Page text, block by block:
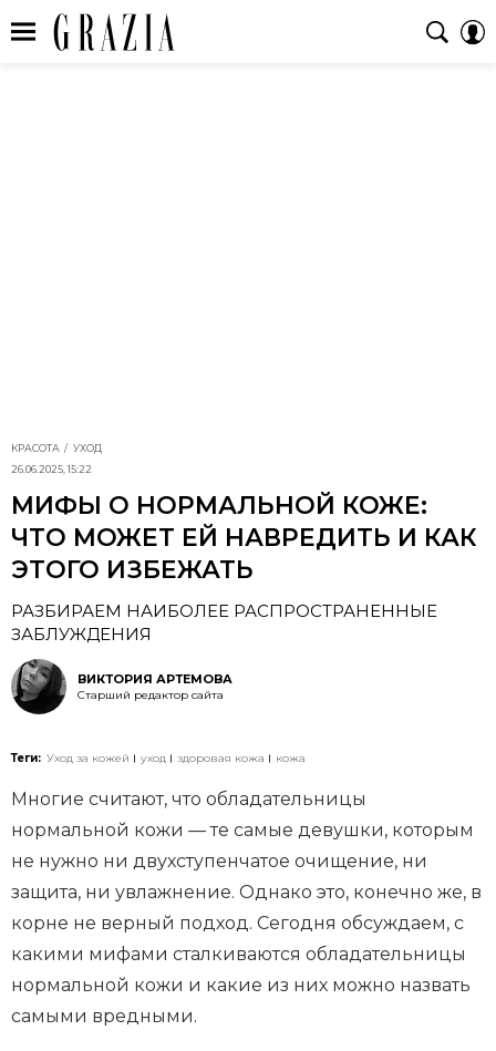
КРАСОТА
УХОД
26.06.2025, 15:22
МИФЫ О НОРМАЛЬНОЙ КОЖЕ:
ЧТО МОЖЕТ ЕЙ НАВРЕДИТЬ И КАК
ЭТОГО ИЗБЕЖАТЬ
РАЗБИРАЕМ НАИБОЛЕЕ РАСПРОСТРАНЕННЫЕ
ЗАБЛУЖДЕНИЯ
ВИКТОРИЯ АРТЕМОВА
Старший редактор сайта
Теги: Уход за кожей уход здоровая кожа кожа
Многие считают, что обладательницы
нормальной кожи — те самые девушки, которым
не нужно ни двухступенчатое очищение, ни
защита, ни увлажнение. Однако это, конечно же, в
корне не верный подход. Сегодня обсуждаем, с
какими мифами сталкиваются обладательницы
нормальной кожи и какие из них можно назвать
самыми вредными.